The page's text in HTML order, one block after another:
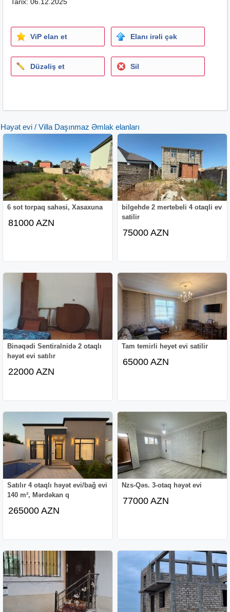
ViP elan et Elanı irəli çək
Düzəliş et Sil
Həyət evi / Villa Daşınmaz Əmlak elanları
6 sot torpaq sahəsi, Xasaxuna
81000 AZN
bilgehde 2 mertebeli 4 otaqli ev
satilir
75000 AZN
Binəqədi Sentiralnidə 2 otaqlı
həyət evi satılır
22000 AZN
Tam temirli heyet evi satilir
65000 AZN
Satılır 4 otaqlı həyət evi/bağ evi
140 m², Mərdəkan q
265000 AZN
Nzs-Qəs. 3-otaq həyət evi
77000 AZN